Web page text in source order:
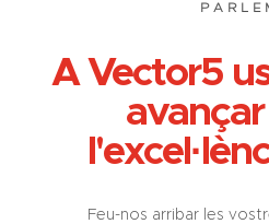
A Vector5
Feu-nos arribar les